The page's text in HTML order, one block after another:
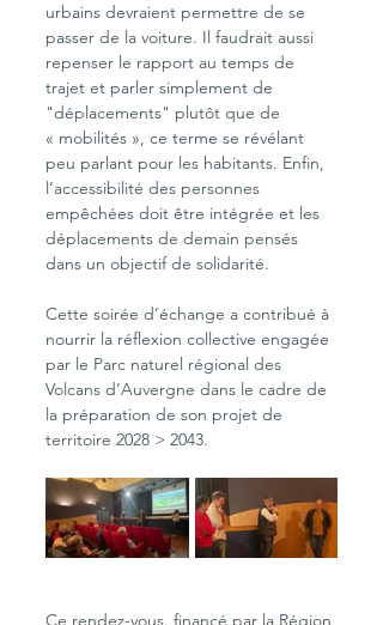
urbains devraient permettre de se
passer de la voiture. Il faudrait aussi
repenser le rapport au temps de
trajet et parler simplement de
"déplacements" plutôt que de
« mobilités », ce terme se révélant
peu parlant pour les habitants. Enfin,
l’accessibilité des personnes
empêchées doit être intégrée et les
déplacements de demain pensés
dans un objectif de solidarité.
Cette soirée d’échange a contribué à
nourrir la réflexion collective engagée
par le Parc naturel régional des
Volcans d’Auvergne dans le cadre de
la préparation de son projet de
territoire 2028 > 2043.
Ce rendez-vous, financé par la Région